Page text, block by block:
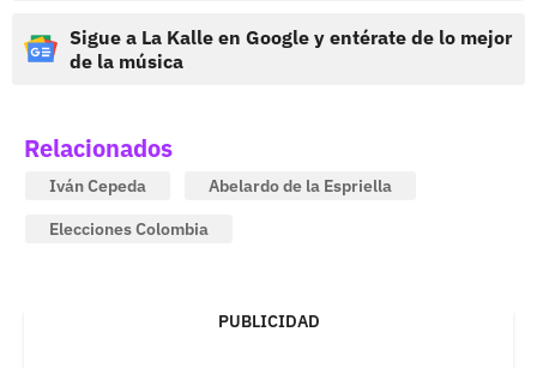
Sigue a La Kalle en Google y entérate de lo mejor
de la música
Relacionados
Iván Cepeda
Abelardo de la Espriella
Elecciones Colombia
PUBLICIDAD